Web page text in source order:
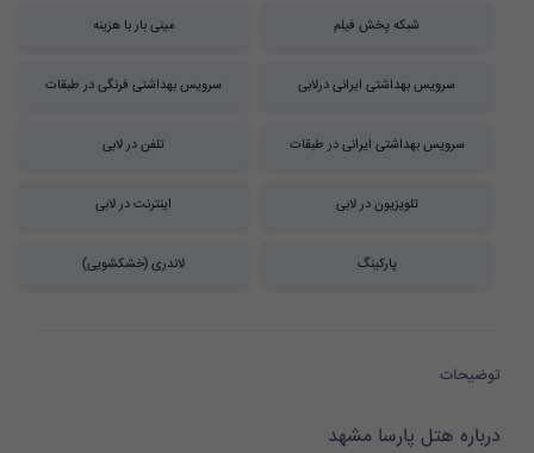
شبکه پخش فیلم مینی بار با هزینه
سرویس بهداشتی ایرانی درلابی سرویس بهداشتی فرنگی در طبقات
سرویس بهداشتی ایرانی در طبقات تلفن در لابی
تلویزیون در لابی اینترنت در لابی
پارکینگ لاندری (خشکشویی)
توضیحات
درباره هتل پارسا مشهد